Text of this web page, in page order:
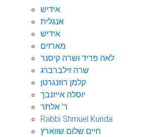
אידיש
אנגלית
אידיש
מארזים
לאה פריד ושרה קיסנר
שרה זילברברג
קלמן רוזנגרטן
יוסלה אייזנבך
ר' אלתר
Rabbi Shmuel Kunda
חיים שלום שווארץ